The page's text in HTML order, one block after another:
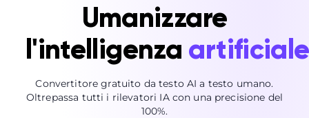
Umanizzare
l'intelligenza artificiale
Convertitore gratuito da testo AI a testo umano.
Oltrepassa tutti i rilevatori IA con una precisione del
100%.